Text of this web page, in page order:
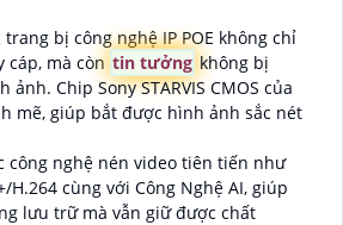
bị công nghệ IP POE không chỉ
cáp, mà còn tin tưởng không bị
Chip Sony STARVIS CMOS của
mẽ, giúp bắt được hình ảnh sắc nét
công nghệ nén video tiên tiến như
H.264 cùng với Công Nghệ AI, giúp
lưu trữ mà vẫn giữ được chất